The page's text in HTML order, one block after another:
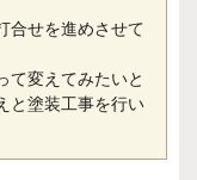
合せを進めさせて
て変えてみたいと
と塗装工事を行い